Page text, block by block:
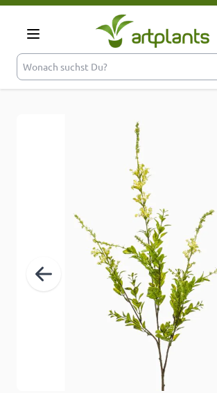
Zum Inhalt springen